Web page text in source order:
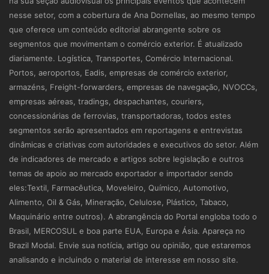
nesse setor, com a cobertura de Ana Dornellas, ao mesmo tempo
que oferece um conteúdo editorial abrangente sobre os
segmentos que movimentam o comércio exterior. É atualizado
diariamente. Logística, Transportes, Comércio Internacional.
Portos, aeroportos, Eadis, empresas de comércio exterior,
armazéns, Freight-forwarders, empresas de navegação, NVOCCs,
empresas aéreas, tradings, despachantes, couriers,
concessionárias de ferrovias, transportadoras, todos estes
segmentos serão apresentados em reportagens e entrevistas
dinâmicas e criativas com autoridades e executivos do setor. Além
de indicadores de mercado e artigos sobre legislação e outros
temas de apoio ao mercado exportador e importador sendo
eles:Textil, Farmacêutica, Moveleiro, Químico, Automotivo,
Alimento, Oil & Gás, Mineração, Celulose, Plástico, Tabaco,
Maquinário entre outros). A abrangência do Portal engloba todo o
Brasil, MERCOSUL e boa parte EUA, Europa e Ásia. Apareça no
Brazil Modal. Envie sua notícia, artigo ou opinião, que estaremos
analisando e incluindo o material de interesse em nosso site.